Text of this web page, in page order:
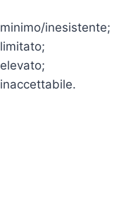
minimo/inesistente;
limitato;
elevato;
inaccettabile.